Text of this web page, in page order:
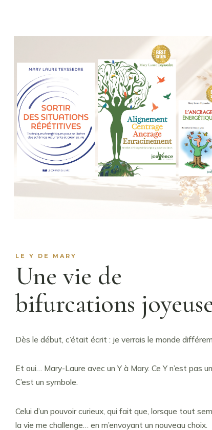
LE Y DE MARY
Une vie de
bifurcations
Dès le début, c’était écrit : je verrais le monde
Et oui… Mary-Laure avec un Y à Mary. Ce Y n’est pas
C’est un symbole.
Celui d’un pouvoir curieux, qui fait que, lorsque tout
la vie me challenge… en m’envoyant un nouveau choix.